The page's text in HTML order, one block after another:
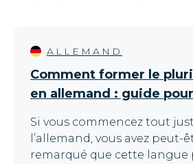
ALLEMAND
Comment former le
en allemand : guide
Si vous commencez tout
l’allemand, vous avez peut-
remarqué que cette langue